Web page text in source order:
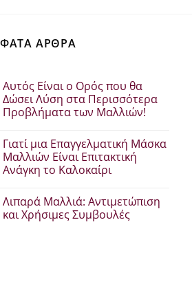
ΑΡΘΡΑ
Αυτός Είναι ο Ορός που θα
Δώσει Λύση στα Περισσότερα
Προβλήματα των Μαλλιών!
σχόλια
στο
Αυτός
Είναι
που
θα
Δώσει
Γιατί μια Επαγγελματική Μάσκα
Μαλλιών Είναι Επιτακτική
Ανάγκη το Καλοκαίρι
σχόλια
στο
Γιατί
Λιπαρά Μαλλιά: Αντιμετώπιση
και Χρήσιμες Συμβουλές